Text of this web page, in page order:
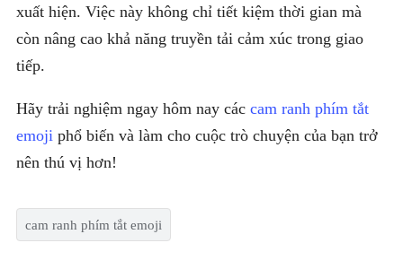
xuất hiện. Việc này không chỉ tiết kiệm thời gian mà
còn nâng cao khả năng truyền tải cảm xúc trong giao
tiếp.
Hãy trải nghiệm ngay hôm nay các cam ranh phím tắt
emoji phổ biến và làm cho cuộc trò chuyện của bạn trở
nên thú vị hơn!
cam ranh phím tắt emoji